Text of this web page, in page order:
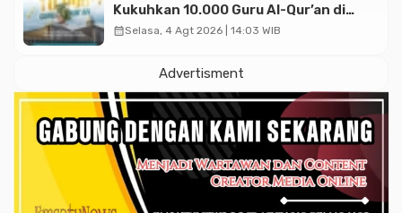
Kukuhkan 10.000 Guru Al-Qur’an di
Masjid Istiqlal
calendar_monthSelasa, 4 Agt 2026 | 14:03 WIB
Advertisment